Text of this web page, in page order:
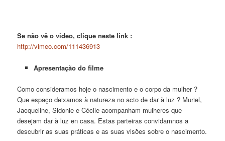
Se não vê o video, clique neste link :
http://vimeo.com/111436913
Apresentação do filme
Como consideramos hoje o nascimento e o corpo da mulher ?
Que espaço deixamos à natureza no acto de dar à luz ? Muriel,
Jacqueline, Sidonie e Cécile acompanham mulheres que
desejam dar à luz en casa. Estas parteiras convidam­nos a
descubrir as suas práticas e as suas visðes sobre o nascimento.